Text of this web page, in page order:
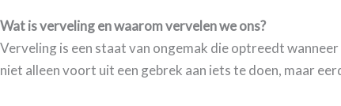
Wat is verveling en waarom vervelen we ons?
Verveling is een staat van ongemak die optreedt
niet alleen voort uit een gebrek aan iets te doen, maar